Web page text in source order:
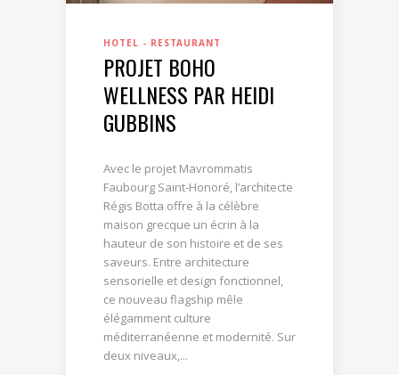
HOTEL - RESTAURANT
PROJET BOHO
WELLNESS PAR HEIDI
GUBBINS
Avec le projet Mavrommatis
Faubourg Saint-Honoré, l’architecte
Régis Botta offre à la célèbre
maison grecque un écrin à la
hauteur de son histoire et de ses
saveurs. Entre architecture
sensorielle et design fonctionnel,
ce nouveau flagship mêle
élégamment culture
méditerranéenne et modernité. Sur
deux niveaux,...